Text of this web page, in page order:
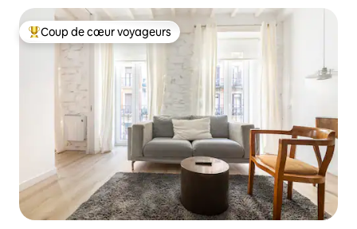
Coups de cœur voyageurs les plus appréciés
Coup de cœur voyageurs